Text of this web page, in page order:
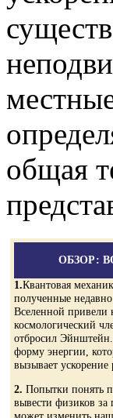
общая
ОБЗОР:
1.Квантовая
полученные
Вселенной привели
космологический
отбросил Эйнштейн.
форму энергии,
вызывает
2. Попытки понять
вывести физиков за